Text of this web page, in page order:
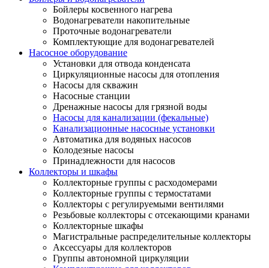
Бойлеры косвенного нагрева
Водонагреватели накопительные
Проточные водонагреватели
Комплектующие для водонагревателей
Насосное оборудование
Установки для отвода конденсата
Циркуляционные насосы для отопления
Насосы для скважин
Насосные станции
Дренажные насосы для грязной воды
Насосы для канализации (фекальные)
Канализационные насосные установки
Автоматика для водяных насосов
Колодезные насосы
Принадлежности для насосов
Коллекторы и шкафы
Коллекторные группы с расходомерами
Коллекторные группы с термостатами
Коллекторы с регулируемыми вентилями
Резьбовые коллекторы с отсекающими кранами
Коллекторные шкафы
Магистральные распределительные коллекторы
Аксессуары для коллекторов
Группы автономной циркуляции